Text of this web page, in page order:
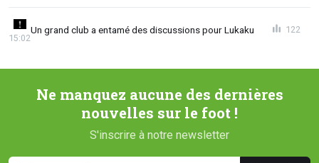
Un grand club a entamé des discussions pour Lukaku
15:02
122
Ne manquez aucune des dernières
nouvelles sur le foot !
S'inscrire à notre newsletter